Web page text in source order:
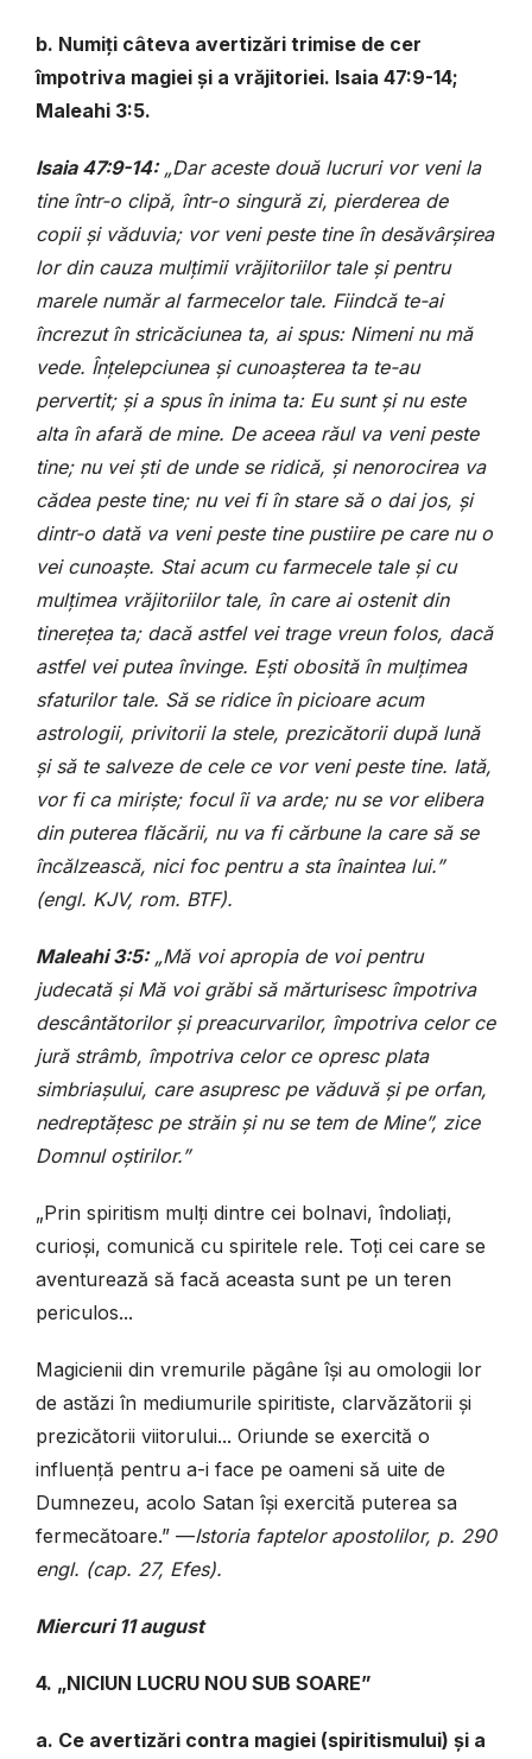
b. Numiți câteva avertizări trimise de cer
împotriva magiei și a vrăjitoriei. Isaia 47:9-14;
Maleahi 3:5.
Isaia 47:9-14:„Dar aceste două lucruri vor veni la
tine într-o clipă, într-o singură zi, pierderea de
copii și văduvia; vor veni peste tine în desăvârșirea
lor din cauza mulțimii vrăjitoriilor tale și pentru
marele număr al farmecelor tale. Fiindcă te-ai
încrezut în stricăciunea ta, ai spus: Nimeni nu mă
vede. Înțelepciunea și cunoașterea ta te-au
pervertit; și a spus în inima ta: Eu sunt și nu este
alta în afară de mine. De aceea răul va veni peste
tine; nu vei ști de unde se ridică, și nenorocirea va
cădea peste tine; nu vei fi în stare să o dai jos, și
dintr-o dată va veni peste tine pustiire pe care nu o
vei cunoaște. Stai acum cu farmecele tale și cu
mulțimea vrăjitoriilor tale, în care ai ostenit din
tinerețea ta; dacă astfel vei trage vreun folos, dacă
astfel vei putea învinge. Ești obosită în mulțimea
sfaturilor tale. Să se ridice în picioare acum
astrologii, privitorii la stele, prezicătorii după lună
și să te salveze de cele ce vor veni peste tine. Iată,
vor fi ca miriște; focul îi va arde; nu se vor elibera
din puterea flăcării, nu va fi cărbune la care să se
încălzească, nici foc pentru a sta înaintea lui.”
(engl. KJV, rom. BTF).
Maleahi 3:5:„Mă voi apropia de voi pentru
judecată și Mă voi grăbi să mărturisesc împotriva
descântătorilor și preacurvarilor, împotriva celor ce
jură strâmb, împotriva celor ce opresc plata
simbriașului, care asupresc pe văduvă și pe orfan,
nedreptățesc pe străin și nu se tem de Mine”, zice
Domnul oștirilor.”
„Prin spiritism mulți dintre cei bolnavi, îndoliați,
curioși, comunică cu spiritele rele. Toți cei care se
aventurează să facă aceasta sunt pe un teren
periculos...
Magicienii din vremurile păgâne își au omologii lor
de astăzi în mediumurile spiritiste, clarvăzătorii și
prezicătorii viitorului... Oriunde se exercită o
influență pentru a-i face pe oameni să uite de
Dumnezeu, acolo Satan își exercită puterea sa
fermecătoare.” —Istoria faptelor apostolilor, p. 290
engl. (cap. 27, Efes).
Miercuri 11 august
4. „NICIUN LUCRU NOU SUB SOARE”
a. Ce avertizări contra magiei (spiritismului) și a